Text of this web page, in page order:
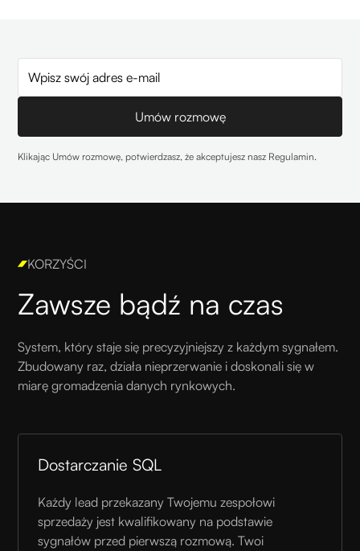
Klikając Umów rozmowę, potwierdzasz, że akceptujesz nasz Regulamin.
KORZYŚCI
Zawsze bądź na czas
System, który staje się precyzyjniejszy z każdym sygnałem.
Zbudowany raz, działa nieprzerwanie i doskonali się w
miarę gromadzenia danych rynkowych.
Dostarczanie SQL
Każdy lead przekazany Twojemu zespołowi
sprzedaży jest kwalifikowany na podstawie
sygnałów przed pierwszą rozmową. Twoi